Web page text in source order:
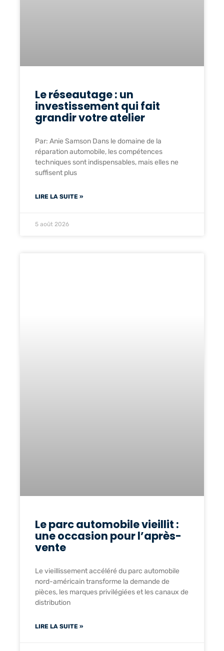
Le réseautage : un
investissement qui fait
grandir votre atelier
Par: Anie Samson Dans le domaine de la
réparation automobile, les compétences
techniques sont indispensables, mais elles ne
suffisent plus
LIRE LA SUITE »
5 août 2026
Le parc automobile vieillit :
une occasion pour l’après-
vente
Le vieillissement accéléré du parc automobile
nord-américain transforme la demande de
pièces, les marques privilégiées et les canaux de
distribution
LIRE LA SUITE »